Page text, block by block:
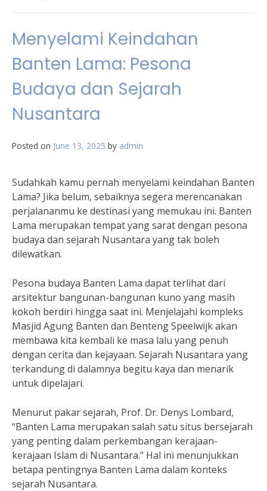
Menyelami Keindahan
Banten Lama: Pesona
Budaya dan Sejarah
Nusantara
Posted on June 13, 2025 by admin
Sudahkah kamu pernah menyelami keindahan Banten
Lama? Jika belum, sebaiknya segera merencanakan
perjalananmu ke destinasi yang memukau ini. Banten
Lama merupakan tempat yang sarat dengan pesona
budaya dan sejarah Nusantara yang tak boleh
dilewatkan.
Pesona budaya Banten Lama dapat terlihat dari
arsitektur bangunan-bangunan kuno yang masih
kokoh berdiri hingga saat ini. Menjelajahi kompleks
Masjid Agung Banten dan Benteng Speelwijk akan
membawa kita kembali ke masa lalu yang penuh
dengan cerita dan kejayaan. Sejarah Nusantara yang
terkandung di dalamnya begitu kaya dan menarik
untuk dipelajari.
Menurut pakar sejarah, Prof. Dr. Denys Lombard,
“Banten Lama merupakan salah satu situs bersejarah
yang penting dalam perkembangan kerajaan-
kerajaan Islam di Nusantara.” Hal ini menunjukkan
betapa pentingnya Banten Lama dalam konteks
sejarah Nusantara.